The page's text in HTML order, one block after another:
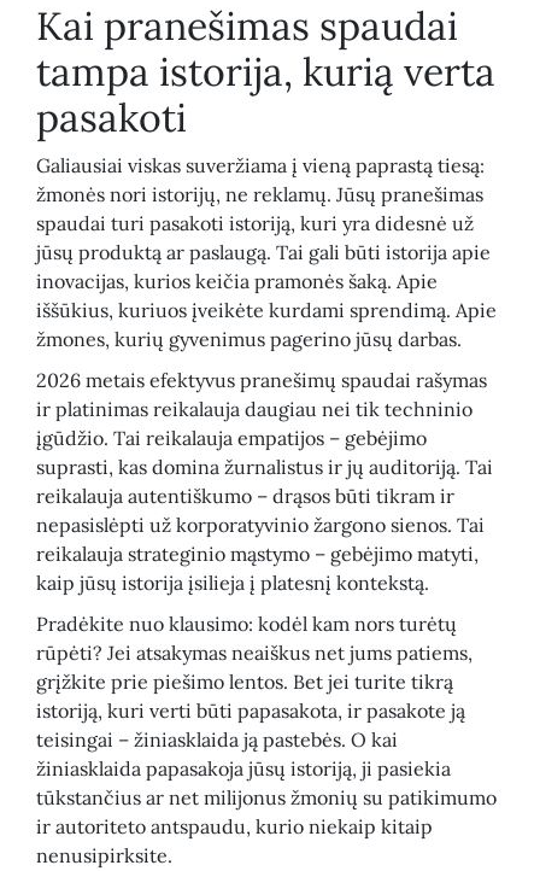
Kai pranešimas spaudai
tampa istorija, kurią verta
pasakoti
Galiausiai viskas suveržiama į vieną paprastą tiesą:
žmonės nori istorijų, ne reklamų. Jūsų pranešimas
spaudai turi pasakoti istoriją, kuri yra didesnė už
jūsų produktą ar paslaugą. Tai gali būti istorija apie
inovacijas, kurios keičia pramonės šaką. Apie
iššūkius, kuriuos įveikėte kurdami sprendimą. Apie
žmones, kurių gyvenimus pagerino jūsų darbas.
2026 metais efektyvus pranešimų spaudai rašymas
ir platinimas reikalauja daugiau nei tik techninio
įgūdžio. Tai reikalauja empatijos – gebėjimo
suprasti, kas domina žurnalistus ir jų auditoriją. Tai
reikalauja autentiškumo – drąsos būti tikram ir
nepasislėpti už korporatyvinio žargono sienos. Tai
reikalauja strateginio mąstymo – gebėjimo matyti,
kaip jūsų istorija įsilieja į platesnį kontekstą.
Pradėkite nuo klausimo: kodėl kam nors turėtų
rūpėti? Jei atsakymas neaiškus net jums patiems,
grįžkite prie piešimo lentos. Bet jei turite tikrą
istoriją, kuri verti būti papasakota, ir pasakote ją
teisingai – žiniasklaida ją pastebės. O kai
žiniasklaida papasakoja jūsų istoriją, ji pasiekia
tūkstančius ar net milijonus žmonių su patikimumo
ir autoriteto antspaudu, kurio niekaip kitaip
nenusipirksite.